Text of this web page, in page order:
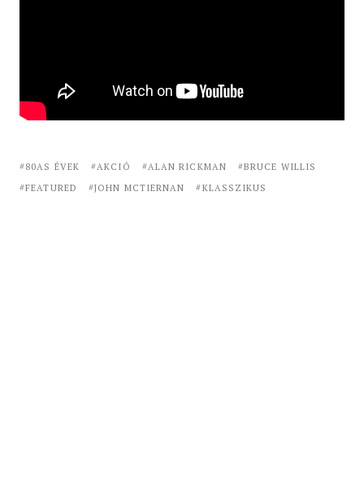
80AS ÉVEK AKCIÓ ALAN RICKMAN
BRUCE WILLIS
FEATURED
JOHN MCTIERNAN KLASSZIKUS